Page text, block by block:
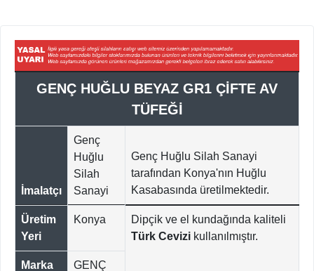
GENÇ HUĞLU BEYAZ GR1 ÇİFTE AV
TÜFEĞİ
İmalatçı
Genç
Huğlu
Silah
Sanayi
Genç Huğlu Silah Sanayi
tarafından Konya'nın Huğlu
Kasabasında üretilmektedir.
Üretim
Yeri
Konya
Dipçik ve el kundağında kaliteli
Türk Cevizi kullanılmıştır.
Marka
GENÇ